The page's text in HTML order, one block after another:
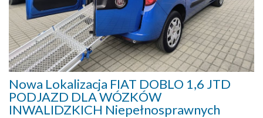
Nowa Lokalizacja FIAT DOBLO 1,6 JTD
PODJAZD DLA WÓZKÓW
INWALIDZKICH Niepełnosprawnych